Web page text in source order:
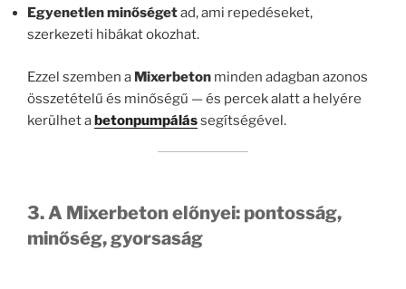
Egyenetlen minőségetad, ami repedéseket,
szerkezeti hibákat okozhat.
Ezzel szemben a Mixerbeton minden adagban azonos
összetételű és minőségű — és percek alatt a helyére
kerülhet abetonpumpálássegítségével.
3. A Mixerbeton előnyei: pontosság,
minőség, gyorsaság